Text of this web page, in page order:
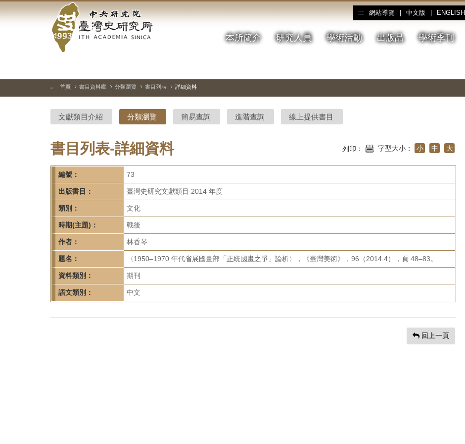
到
中
央
研
院-
臺
灣
史
研
究
所-
首
頁
::: 網站導覽 中文版 ENGLISH
本所簡介 研究人員 學術活動 出版品 學術季刊
::: 首頁 書目資料庫 分類瀏覽 書目列表 詳細資料
文獻類目介紹 分類瀏覽 簡易查詢 進階查詢 線上提供書目
書目列表-詳細資料 列印： 字型大小： 小 中 大
編號： 73
出版書目： 臺灣史研究文獻類目 2014 年度
類別： 文化
時期(主題)： 戰後
作者： 林香琴
題名： 〈1950–1970 年代省展國畫部「正統國畫之爭」論析〉，《臺灣美術》，96（2014.4），頁 48–83。
資料類別： 期刊
語文類別： 中文
回上一頁